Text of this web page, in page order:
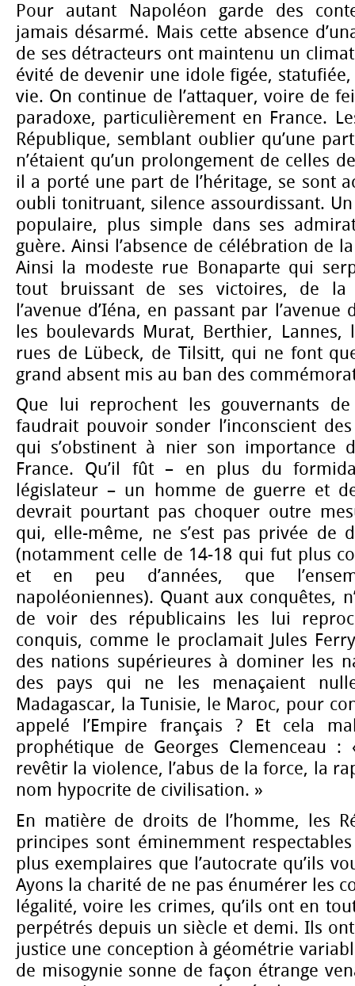
Pour autant Napoléon garde des
jamais désarmé. Mais cette absence
de ses détracteurs ont maintenu un
évité de devenir une idole figée, statufiée,
vie. On continue de l’attaquer, voire de
paradoxe, particulièrement en France.
République, semblant oublier qu’une
n’étaient qu’un prolongement de celles
il a porté une part de l’héritage, se sont
oubli tonitruant, silence assourdissant.
populaire, plus simple dans ses
guère. Ainsi l’absence de célébration de
Ainsi la modeste rue Bonaparte qui
tout bruissant de ses victoires, de la
l’avenue d’Iéna, en passant par l’avenue
les boulevards Murat, Berthier, Lannes,
rues de Lübeck, de Tilsitt, qui ne font
grand absent mis au ban des
Que lui reprochent les gouvernants
faudrait pouvoir sonder l’inconscient
qui s’obstinent à nier son importance
France. Qu’il fût – en plus du
législateur – un homme de guerre et
devrait pourtant pas choquer outre
qui, elle-même, ne s’est pas privée de
(notamment celle de 14-18 qui fut plus
et en peu d’années, que
napoléoniennes). Quant aux conquêtes,
de voir des républicains les lui
conquis, comme le proclamait Jules
des nations supérieures à dominer les
des pays qui ne les menaçaient
Madagascar, la Tunisie, le Maroc, pour
appelé l’Empire français ? Et cela
prophétique de Georges Clemenceau :
revêtir la violence, l’abus de la force, la
nom hypocrite de civilisation. »
En matière de droits de l’homme, les
principes sont éminemment
plus exemplaires que l’autocrate qu’ils
Ayons la charité de ne pas énumérer les
légalité, voire les crimes, qu’ils ont en
perpétrés depuis un siècle et demi. Ils
justice une conception à géométrie
de misogynie sonne de façon étrange